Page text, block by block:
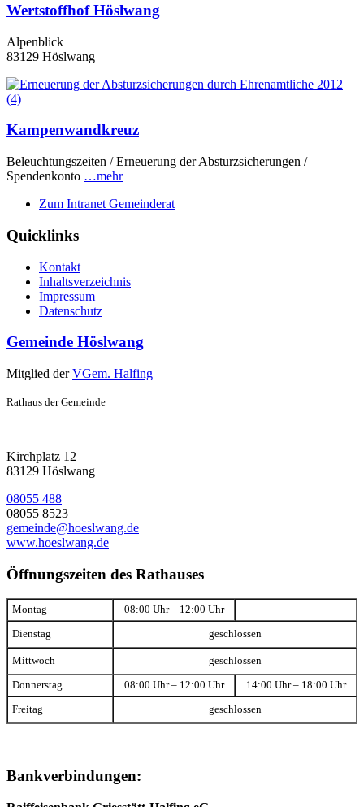
Wertstoffhof Höslwang
Alpenblick
83129 Höslwang
Kampenwandkreuz
Beleuchtungszeiten / Erneuerung der Absturzsicherungen /
Spendenkonto …mehr
Zum Intranet Gemeinderat
Quicklinks
Kontakt
Inhaltsverzeichnis
Impressum
Datenschutz
Gemeinde Höslwang
Mitglied derVGem. Halfing
Rathaus der Gemeinde
Kirchplatz 12
83129 Höslwang
08055 488
08055 8523
gemeinde@hoeslwang.de
www.hoeslwang.de
Öffnungszeiten des Rathauses
Montag 08:00 Uhr – 12:00 Uhr
Dienstag geschlossen
Mittwoch geschlossen
Donnerstag 08:00 Uhr – 12:00 Uhr 14:00 Uhr – 18:00 Uhr
Freitag geschlossen
Bankverbindungen: